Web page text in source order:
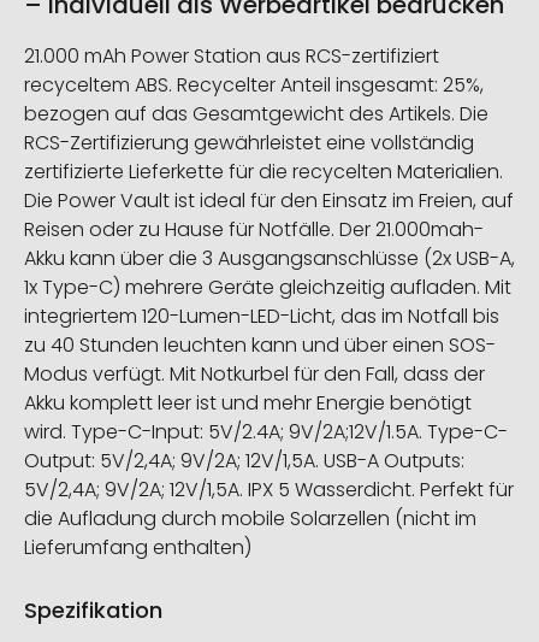
21.000 mAh Power Station aus RCS-zertifiziert
recyceltem ABS. Recycelter Anteil insgesamt: 25%,
bezogen auf das Gesamtgewicht des Artikels. Die
RCS-Zertifizierung gewährleistet eine vollständig
zertifizierte Lieferkette für die recycelten Materialien.
Die Power Vault ist ideal für den Einsatz im Freien, auf
Reisen oder zu Hause für Notfälle. Der 21.000mah-
Akku kann über die 3 Ausgangsanschlüsse (2x USB-A,
1x Type-C) mehrere Geräte gleichzeitig aufladen. Mit
integriertem 120-Lumen-LED-Licht, das im Notfall bis
zu 40 Stunden leuchten kann und über einen SOS-
Modus verfügt. Mit Notkurbel für den Fall, dass der
Akku komplett leer ist und mehr Energie benötigt
wird. Type-C-Input: 5V/2.4A; 9V/2A;12V/1.5A. Type-C-
Output: 5V/2,4A; 9V/2A; 12V/1,5A. USB-A Outputs:
5V/2,4A; 9V/2A; 12V/1,5A. IPX 5 Wasserdicht. Perfekt für
die Aufladung durch mobile Solarzellen (nicht im
Lieferumfang enthalten)
Spezifikation